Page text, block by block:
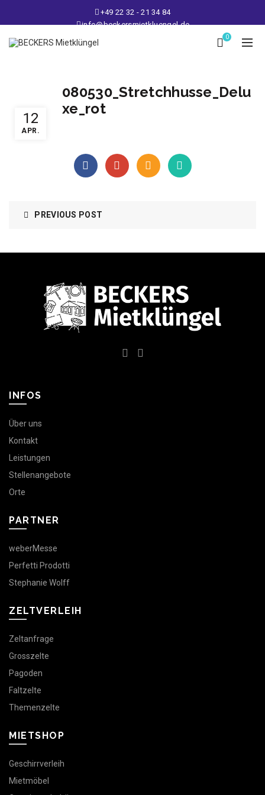
+49 22 32 - 21 34 84
info@beckersmietkluengel.de
Lager: Gutenbergstraße 1 - 50389 Wesseling
Mo - Fr: 9 – 17 Uhr, Sa: 9 – 12 Uhr
0
12
APR.
080530_Stretchhusse_Delu
xe_rot
PREVIOUS POST
INFOS
Über uns
Kontakt
Leistungen
Stellenangebote
Orte
PARTNER
weberMesse
Perfetti Prodotti
Stephanie Wolff
ZELTVERLEIH
Zeltanfrage
Grosszelte
Pagoden
Faltzelte
Themenzelte
MIETSHOP
Geschirrverleih
Mietmöbel